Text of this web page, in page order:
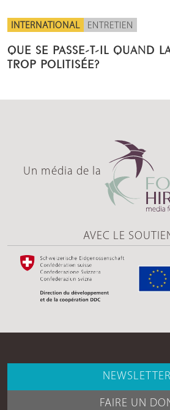
INTERNATIONAL ENTRETIEN
QUE SE PASSE-T-IL QUAND
TROP POLITISÉE?
Un média de la
AVEC LE
NEWSLETTER
FAIRE UN